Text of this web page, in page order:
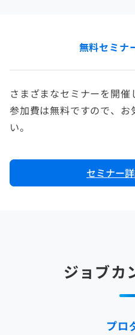
無料セミナ
さまざまなセミナーを開催
参加費は無料ですので、お
い。
セミナー
ジョブカ
プロ